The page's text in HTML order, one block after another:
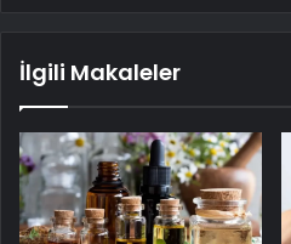
İlgili Makaleler